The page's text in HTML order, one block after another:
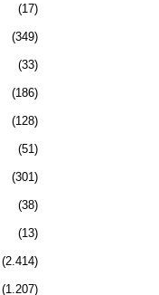
17
349
33
186
128
51
301
38
13
2.414
1.207